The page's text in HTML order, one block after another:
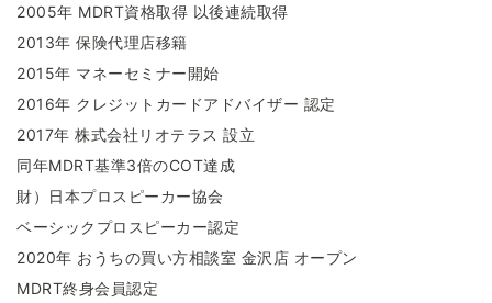
2005年 MDRT資格取得 以後連続取得
2013年 保険代理店移籍
2015年 マネーセミナー開始
2016年 クレジットカードアドバイザー 認定
2017年 株式会社リオテラス 設立
同年MDRT基準3倍のCOT達成
財）日本プロスピーカー協会
ベーシックプロスピーカー認定
2020年 おうちの買い方相談室 金沢店 オープン
MDRT終身会員認定